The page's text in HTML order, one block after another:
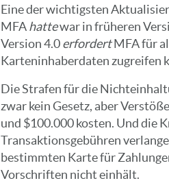
Eine der wichtigsten
MFAhattewar in früheren
Version 4.0erfordertMFA für
Karteninhaberdaten zugreifen
Die Strafen für die
zwar kein Gesetz, aber
und $100.000 kosten. Und die
Transaktionsgebühren
bestimmten Karte für
Vorschriften nicht einhält.